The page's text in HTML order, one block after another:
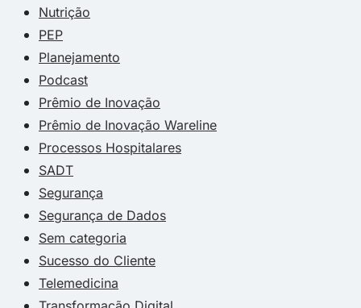
Nutrição
PEP
Planejamento
Podcast
Prêmio de Inovação
Prêmio de Inovação Wareline
Processos Hospitalares
SADT
Segurança
Segurança de Dados
Sem categoria
Sucesso do Cliente
Telemedicina